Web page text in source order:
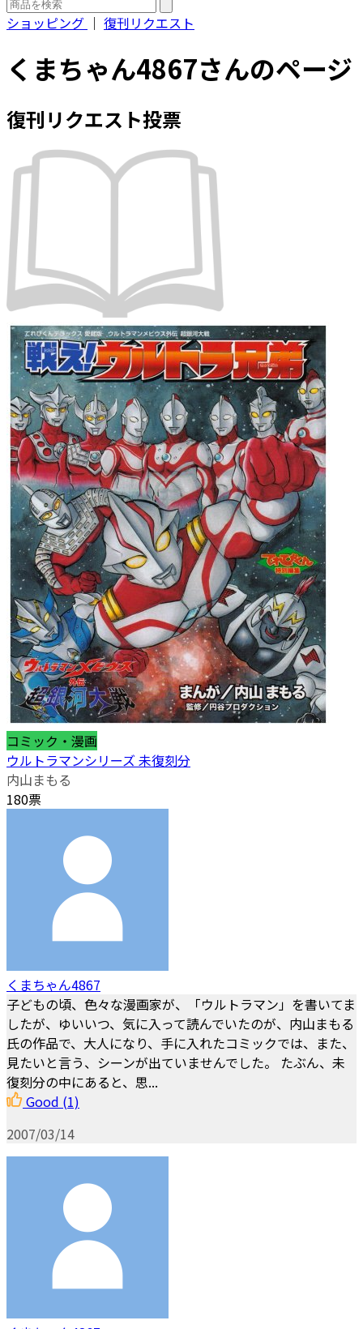
ショッピング ｜ 復刊リクエスト
くまちゃん4867さんのページ
復刊リクエスト投票
コミック・漫画
ウルトラマンシリーズ 未復刻分
内山まもる
180票
くまちゃん4867
子どもの頃、色々な漫画家が、「ウルトラマン」を書いてま
したが、ゆいいつ、気に入って読んでいたのが、内山まもる
氏の作品で、大人になり、手に入れたコミックでは、また、
見たいと言う、シーンが出ていませんでした。 たぶん、未
復刻分の中にあると、思...
Good (1)
2007/03/14